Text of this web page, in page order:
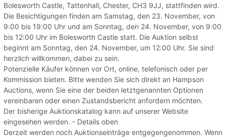
Bolesworth Castle, Tattenhall, Chester, CH3 9JJ, stattfinden wird.
Die Besichtigungen finden am Samstag, den 23. November, von
9:00 bis 19:00 Uhr und am Sonntag, den 24. November, von 9:00
bis 12:00 Uhr im Bolesworth Castle statt. Die Auktion selbst
beginnt am Sonntag, den 24. November, um 12:00 Uhr. Sie sind
herzlich willkommen, dabei zu sein.
Potenzielle Käufer können vor Ort, online, telefonisch oder per
Kommission bieten. Bitte wenden Sie sich direkt an Hampson
Auctions, wenn Sie eine der beiden letztgenannten Optionen
vereinbaren oder einen Zustandsbericht anfordern möchten.
Der bisherige Auktionskatalog kann auf unserer Website
eingesehen werden. - Details oben
Derzeit werden noch Auktionseinträge entgegengenommen. Wenn